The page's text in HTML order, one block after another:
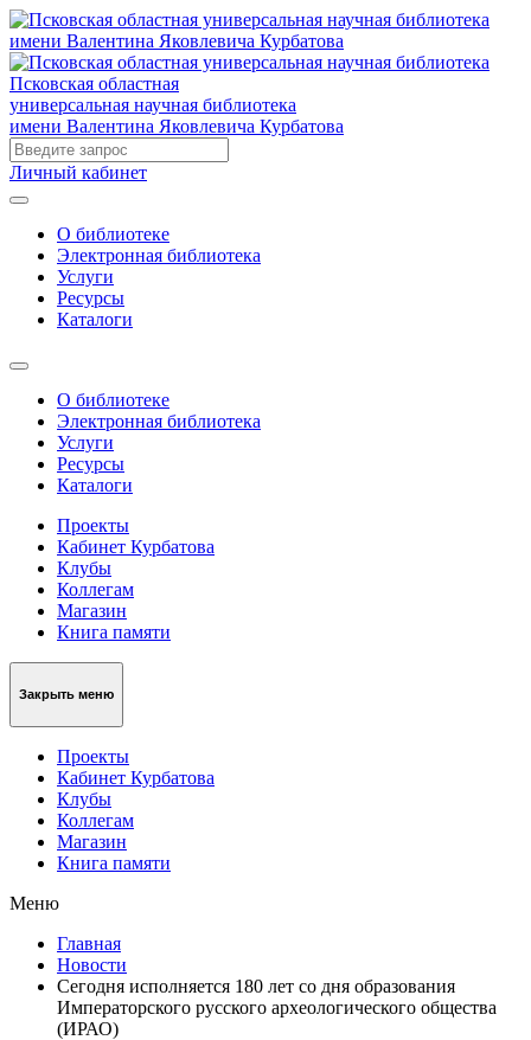
Псковская областная
универсальная научная библиотека
имени Валентина Яковлевича Курбатова
Личный кабинет
О библиотеке
Электронная библиотека
Услуги
Ресурсы
Каталоги
О библиотеке
Электронная библиотека
Услуги
Ресурсы
Каталоги
Проекты
Кабинет Курбатова
Клубы
Коллегам
Магазин
Книга памяти
Закрыть меню
Проекты
Кабинет Курбатова
Клубы
Коллегам
Магазин
Книга памяти
Меню
Главная
Новости
Сегодня исполняется 180 лет со дня образования
Императорского русского археологического общества
(ИРАО)